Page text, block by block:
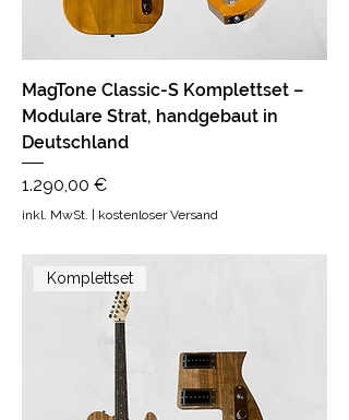
MagTone Classic-S Komplettset –
Modulare Strat, handgebaut in
Deutschland
Preis
1.290,00 €
inkl. MwSt. | kostenloser Versand
Komplettset